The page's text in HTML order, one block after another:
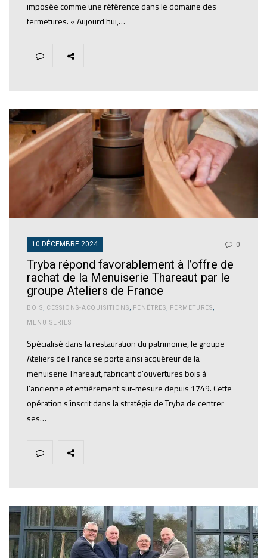
imposée comme une référence dans le domaine des
fermetures. « Aujourd’hui,…
10 DÉCEMBRE 2024 0
Tryba répond favorablement à l’offre de
rachat de la Menuiserie Thareaut par le
groupe Ateliers de France
BOIS CESSIONS-ACQUISITIONS FENÊTRES FERMETURES
MENUISERIES
Spécialisé dans la restauration du patrimoine, le groupe
Ateliers de France se porte ainsi acquéreur de la
menuiserie Thareaut, fabricant d’ouvertures bois à
l’ancienne et entièrement sur-mesure depuis 1749. Cette
opération s’inscrit dans la stratégie de Tryba de centrer
ses…